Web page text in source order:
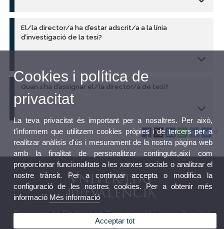
El/la director/a ha d’estar adscrit/a a la línia
d’investigació de la tesi?
Quan s’ha d’assignar el/la director/a de tesi?
Programa de Doctorat en Comunicació i interculturalitat
Cookies i política de
privacitat
La teva privacitat és important per a nosaltres. Per això,
t'informem que utilitzem cookies pròpies i de tercers per a
realitzar anàlisis d'ús i mesurament de la nostra pàgina web
amb la finalitat de personalitzar continguts,així com
proporcionar funcionalitats a les xarxes socials o analitzar el
nostre trànsit. Per a continuar accepta o modifica la
configuració de les nostres cookies. Per a obtenir més
informació Més informació
Acceptar tot